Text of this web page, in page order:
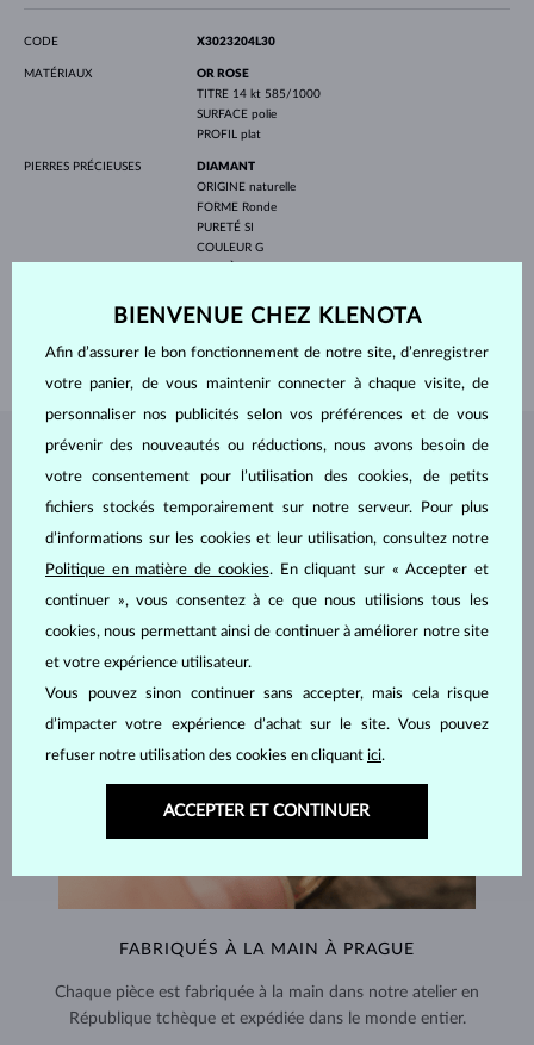
CODE X3023204L30
MATÉRIAUX
OR ROSE
TITRE 14 kt 585/1000
SURFACE polie
PROFIL plat
PIERRES PRÉCIEUSES
DIAMANT
ORIGINE naturelle
FORME Ronde
PURETÉ SI
COULEUR G
3.00 mm
POIDS 2.90 g
FABRIQUÉS À LA MAIN À PRAGUE
Chaque pièce est fabriquée à la main dans notre atelier en
République tchèque et expédiée dans le monde entier.
BIENVENUE CHEZ KLENOTA
Afin d’assurer le bon fonctionnement de notre site, d’enregistrer
votre panier, de vous maintenir connecter à chaque visite, de
personnaliser nos publicités selon vos préférences et de vous
prévenir des nouveautés ou réductions, nous avons besoin de
votre consentement pour l’utilisation des cookies, de petits
fichiers stockés temporairement sur notre serveur. Pour plus
d’informations sur les cookies et leur utilisation, consultez notre
Politique en matière de cookies. En cliquant sur « Accepter et
continuer », vous consentez à ce que nous utilisions tous les
cookies, nous permettant ainsi de continuer à améliorer notre site
et votre expérience utilisateur.
Vous pouvez sinon continuer sans accepter, mais cela risque
d’impacter votre expérience d’achat sur le site. Vous pouvez
refuser notre utilisation des cookies en cliquant ici.
ACCEPTER ET CONTINUER